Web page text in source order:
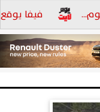
فيفا يوقع عقوبة